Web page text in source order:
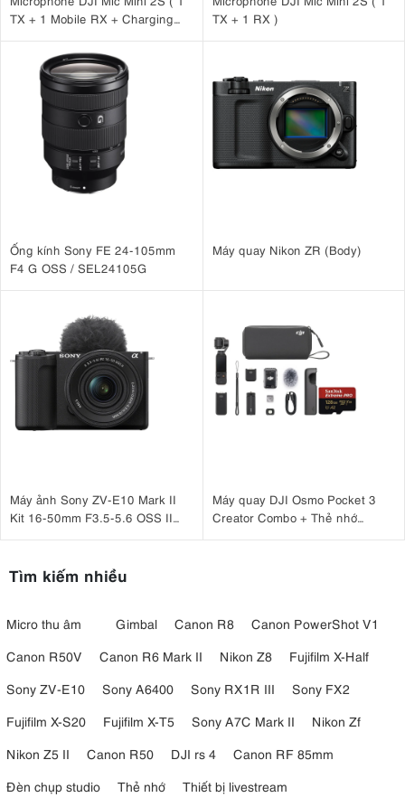
TX + 1 Mobile RX + Charging
TX + 1 RX )
Ống kính Sony FE 24-105mm
F4 G OSS / SEL24105G
Máy quay Nikon ZR (Body)
Máy ảnh Sony ZV-E10 Mark II
Kit 16-50mm F3.5-5.6 OSS II
Máy quay DJI Osmo Pocket 3
Creator Combo + Thẻ nhớ
Tìm kiếm nhiều
Micro thu âm Gimbal Canon R8
Canon PowerShot V1
Canon R50V
Canon R6 Mark II Nikon Z8
Fujifilm X-Half
Sony ZV-E10
Sony A6400 Sony RX1R III
Sony FX2
Fujifilm X-S20
Fujifilm X-T5 Sony A7C Mark II
Nikon Zf
Nikon Z5 II
Canon R50 DJI rs 4
Canon RF 85mm
Đèn chụp studio
Thẻ nhớ
Thiết bị livestream